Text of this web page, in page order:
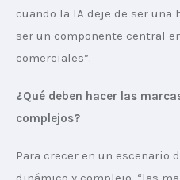
cuando la IA deje de ser una
ser un componente central
comerciales”.
¿Qué deben hacer las
complejos?
Para crecer en un escenario